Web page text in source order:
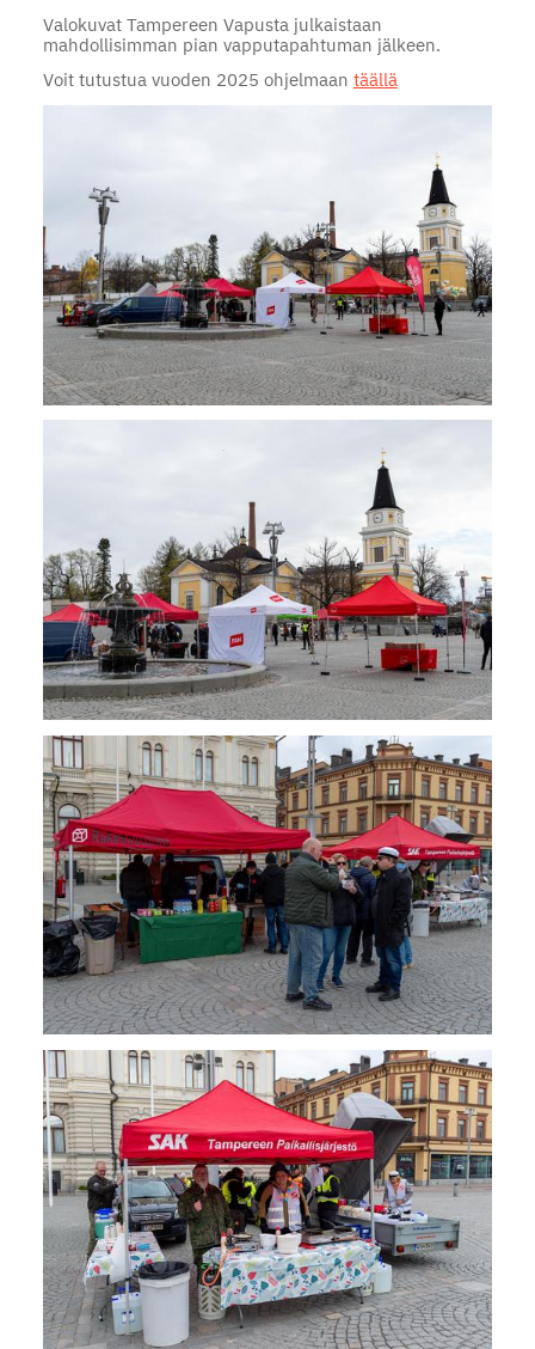
Valokuvat Tampereen Vapusta julkaistaan
mahdollisimman pian vapputapahtuman jälkeen.
Voit tutustua vuoden 2025 ohjelmaan täällä